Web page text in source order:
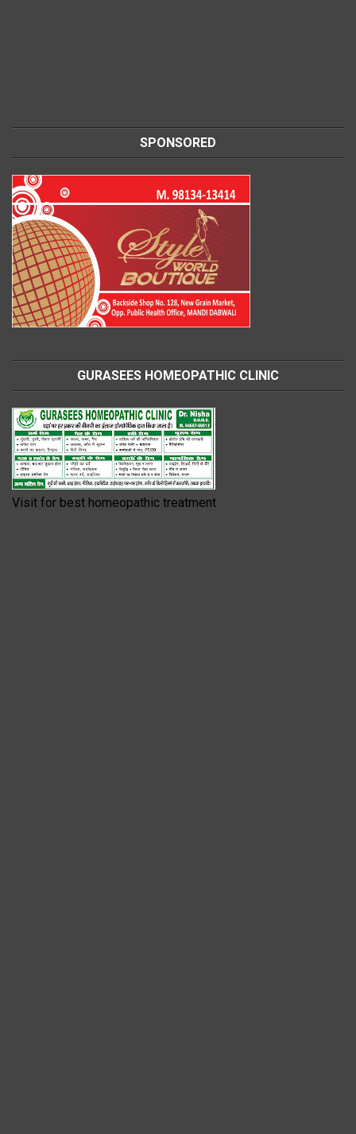
SPONSORED
GURASEES HOMEOPATHIC CLINIC
Visit for best homeopathic treatment